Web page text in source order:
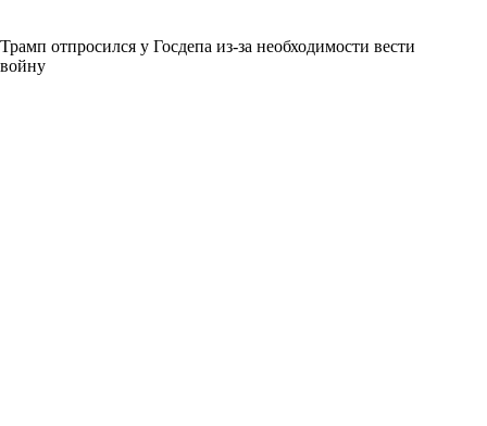
Трамп отпросился у Госдепа из-за необходимости вести
войну